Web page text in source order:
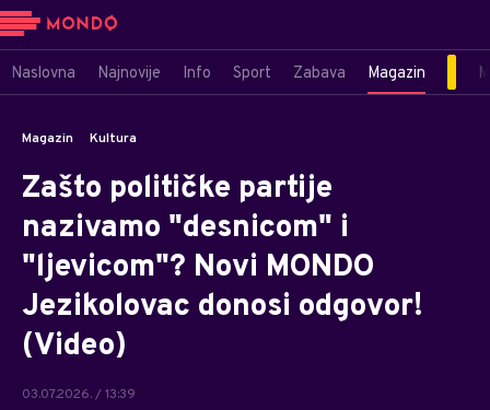
Naslovna Najnovije Info Sport Zabava Magazin
Magazin Kultura
Zašto političke partije
nazivamo "desnicom" i
"ljevicom"? Novi MONDO
Jezikolovac donosi odgovor!
(Video)
03.07.2026. / 13:39